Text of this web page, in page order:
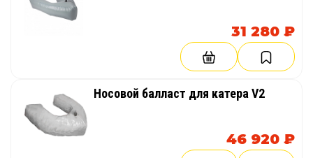
31 280 ₽
Носовой балласт для катера V2
46 920 ₽